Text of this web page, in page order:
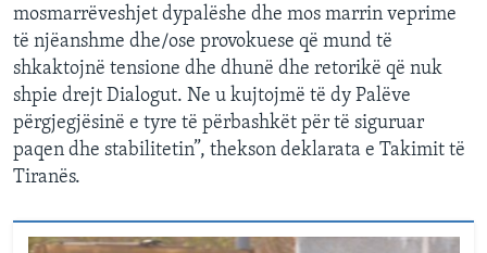
mosmarrëveshjet dypalëshe dhe mos marrin veprime
të njëanshme dhe/ose provokuese që mund të
shkaktojnë tensione dhe dhunë dhe retorikë që nuk
shpie drejt Dialogut. Ne u kujtojmë të dy Palëve
përgjegjësinë e tyre të përbashkët për të siguruar
paqen dhe stabilitetin”, thekson deklarata e Takimit të
Tiranës.